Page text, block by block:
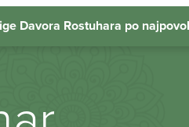
Davora Rostuhara po